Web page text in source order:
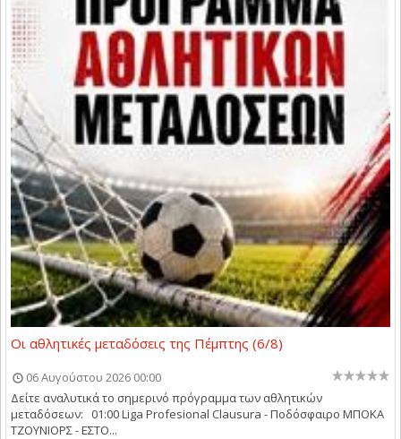
Οι αθλητικές μεταδόσεις της Πέμπτης (6/8)
06 Αυγούστου 2026 00:00
Δείτε αναλυτικά το σημερινό πρόγραμμα των αθλητικών
μεταδόσεων: 01:00 Liga Profesional Clausura - Ποδόσφαιρο ΜΠΟΚΑ
ΤΖΟΥΝΙΟΡΣ - ΕΣΤΟ...